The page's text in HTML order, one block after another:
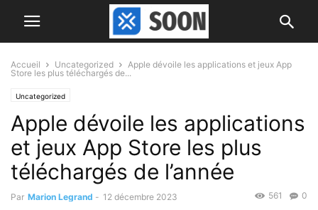
Accueil Uncategorized
Apple dévoile les applications et jeux App
Store les plus téléchargés de...
Uncategorized
Apple dévoile les applications
et jeux App Store les plus
téléchargés de l’année
Par Marion Legrand - 12 décembre 2023 0
561